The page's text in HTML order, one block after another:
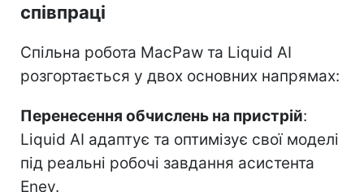
співпраці
Спільна робота MacPaw та Liquid AI
розгортається у двох основних напрямах:
Перенесення обчислень на пристрій:
Liquid AI адаптує та оптимізує свої моделі
під реальні робочі завдання асистента
Eney.